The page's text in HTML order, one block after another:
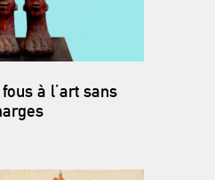
à l’art sans